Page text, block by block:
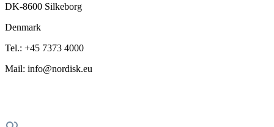
DK-8600 Silkeborg
Denmark
Tel.: +45 7373 4000
Mail: info@nordisk.eu